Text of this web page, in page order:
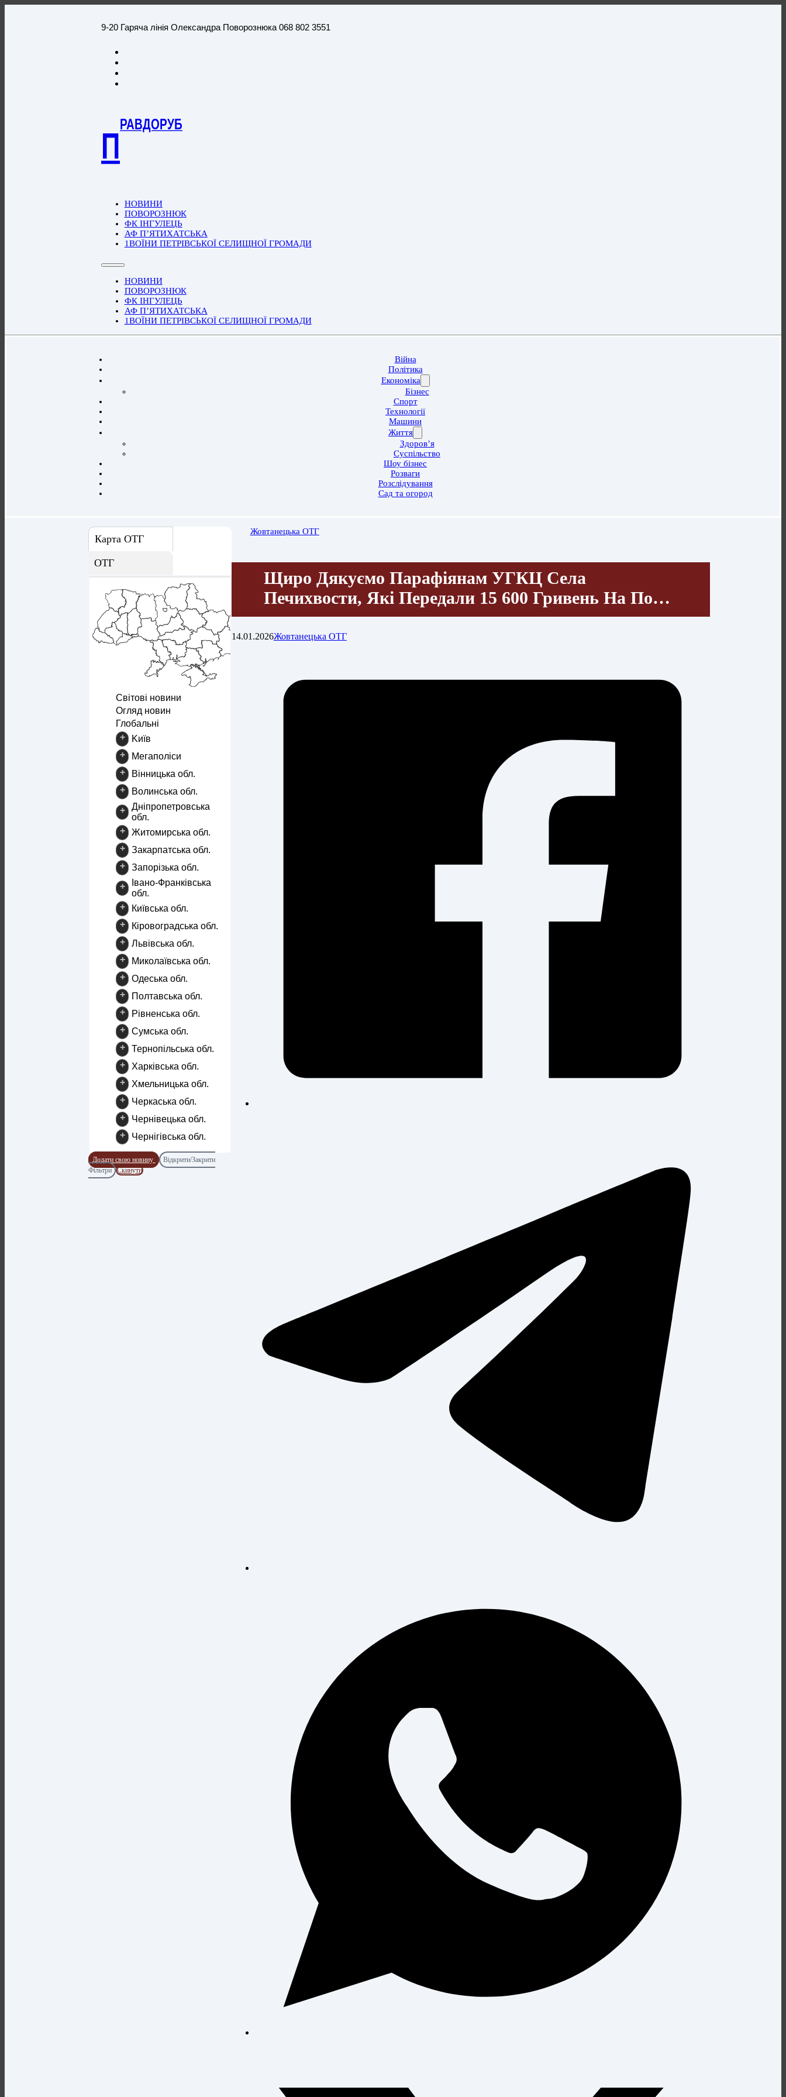
9-20 Гаряча лінія Олександра Поворознюка 068 802 3551
П
РАВДОРУБ
НОВИНИ
ПОВОРОЗНЮК
ФК ІНГУЛЕЦЬ
АФ П’ЯТИХАТСЬКА
1ВОЇНИ ПЕТРІВСЬКОЇ СЕЛИЩНОЇ ГРОМАДИ
НОВИНИ
ПОВОРОЗНЮК
ФК ІНГУЛЕЦЬ
АФ П’ЯТИХАТСЬКА
1ВОЇНИ ПЕТРІВСЬКОЇ СЕЛИЩНОЇ ГРОМАДИ
Війна
Політика
Економіка
Бізнес
Спорт
Технології
Машини
Життя
Здоров’я
Суспільство
Шоу бізнес
Розваги
Розслідування
Сад та огород
Карта ОТГ
ОТГ
Світові новини
Огляд новин
Глобальні
+
Kиїв
+
Mегаполіси
+
Вінницька обл.
+
Волинська обл.
+
Дніпропетровська
обл.
+
Житомирська обл.
+
Закарпатська обл.
+
Запорізька обл.
+
Івано-Франківська
обл.
+
Київська обл.
+
Кіровоградська обл.
+
Львівська обл.
+
Миколаївська обл.
+
Одеська обл.
+
Полтавська обл.
+
Рівненська обл.
+
Сумська обл.
+
Тернопільська обл.
+
Харківська обл.
+
Хмельницька обл.
+
Черкаська обл.
+
Чернівецька обл.
+
Чернігівська обл.
Додати свою новину
Відкрити/Закрити
Фільтри
Скинути
Жовтанецька ОТГ
Щиро Дякуємо Парафіянам УГКЦ Села
Печихвости, Які Передали 15 600 Гривень На По…
14.01.2026Жовтанецька ОТГ